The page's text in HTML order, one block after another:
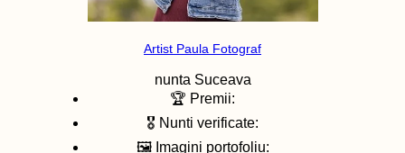
Artist Paula Fotograf
nunta Suceava
🏆 Premii:
🎖️ Nunti verificate:
🖼️ Imagini portofoliu: